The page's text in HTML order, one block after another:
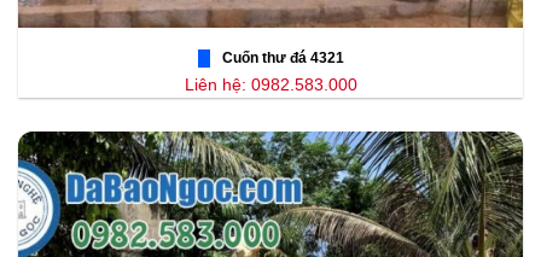
Cuốn thư đá 4321
Liên hệ: 0982.583.000